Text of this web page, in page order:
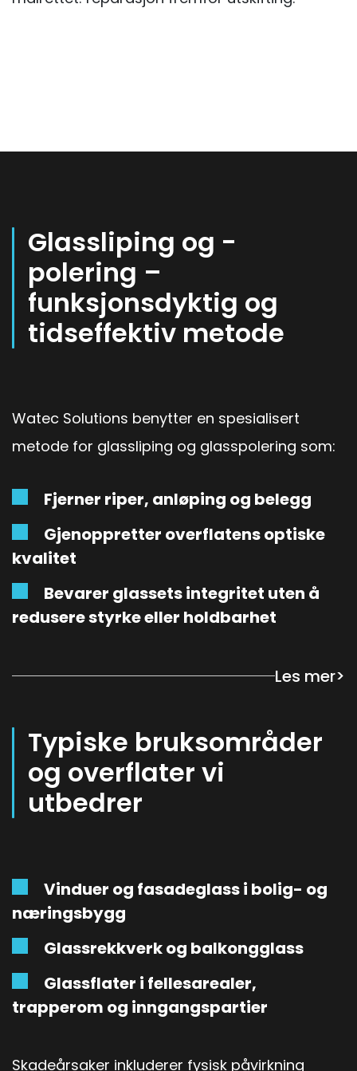
Glassliping og -
polering –
funksjonsdyktig og
tidseffektiv metode
Watec Solutions benytter en spesialisert
metode for glassliping og glasspolering som:
Fjerner riper, anløping og belegg
Gjenoppretter overflatens optiske
kvalitet
Bevarer glassets integritet uten å
redusere styrke eller holdbarhet
Les mer>
slipemateriell utviklet spesielt for arkitektonisk
glass. Dette gir dokumenterbare resultater
uten behov for demontering eller utskifting. Vi
tradisjonell vinduspuss.
Typiske bruksområder
og overflater vi
utbedrer
Vinduer og fasadeglass i bolig- og
næringsbygg
Glassrekkverk og balkongglass
Glassflater i fellesarealer,
trapperom og inngangspartier
Skadeårsaker inkluderer fysisk påvirkning